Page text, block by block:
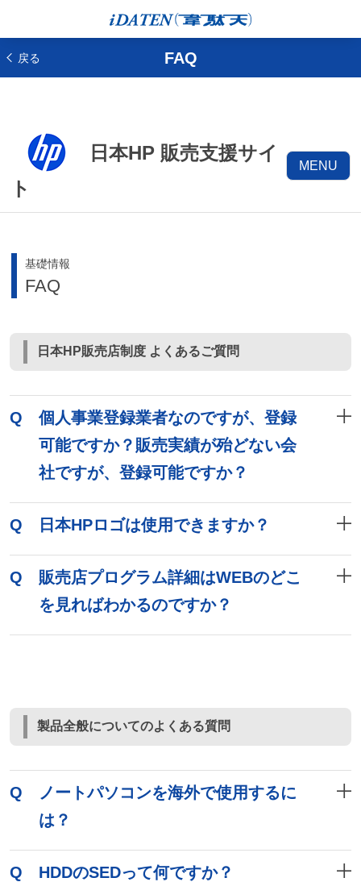
戻る FAQ
日本HP 販売支援サイ
ト
MENU
基礎情報
FAQ
日本HP販売店制度 よくあるご質問
Q
個人事業登録業者なのですが、登録
可能ですか？販売実績が殆どない会
社ですが、登録可能ですか？
Q 日本HPロゴは使用できますか？
Q
販売店プログラム詳細はWEBのどこ
を見ればわかるのですか？
製品全般についてのよくある質問
Q
ノートパソコンを海外で使用するに
は？
Q HDDのSEDって何ですか？